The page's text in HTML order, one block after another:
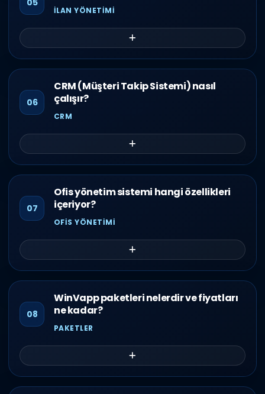
05
İLAN YÖNETIMI
06
CRM (Müşteri Takip Sistemi) nasıl
çalışır?
CRM
07
Ofis yönetim sistemi hangi özellikleri
içeriyor?
OFIS YÖNETIMI
08
WinVapp paketleri nelerdir ve fiyatları
ne kadar?
PAKETLER